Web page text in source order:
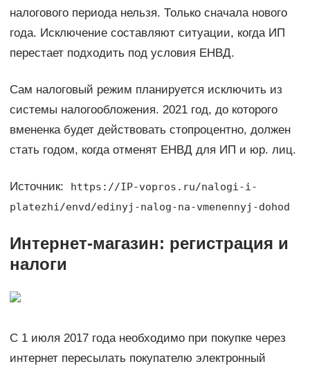
налогового периода нельзя. Только сначала нового
года. Исключение составляют ситуации, когда ИП
перестает подходить под условия ЕНВД.
Сам налоговый режим планируется исключить из
системы налогообложения. 2021 год, до которого
вмененка будет действовать стопроцентно, должен
стать годом, когда отменят ЕНВД для ИП и юр. лиц.
Источник:
https://IP-vopros.ru/nalogi-i-
platezhi/envd/edinyj-nalog-na-vmenennyj-dohod
Интернет-магазин: регистрация и
налоги
С 1 июля 2017 года необходимо при покупке через
интернет пересылать покупателю электронный